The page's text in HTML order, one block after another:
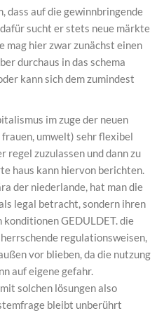
dass auf die gewinnbringende
sucht er stets neue märkte
hier zwar zunächst einen
durchaus in das schema
kann sich dem zumindest
im zuge der neuen
umwelt) sehr flexibel
regel zuzulassen und dann zu
haus kann hiervon berichten.
der niederlande, hat man die
legal betracht, sondern ihren
GEDULDET. die
regulationsweisen,
vor blieben, da die nutzung
auf eigene gefahr.
solchen lösungen also
bleibt unberührt